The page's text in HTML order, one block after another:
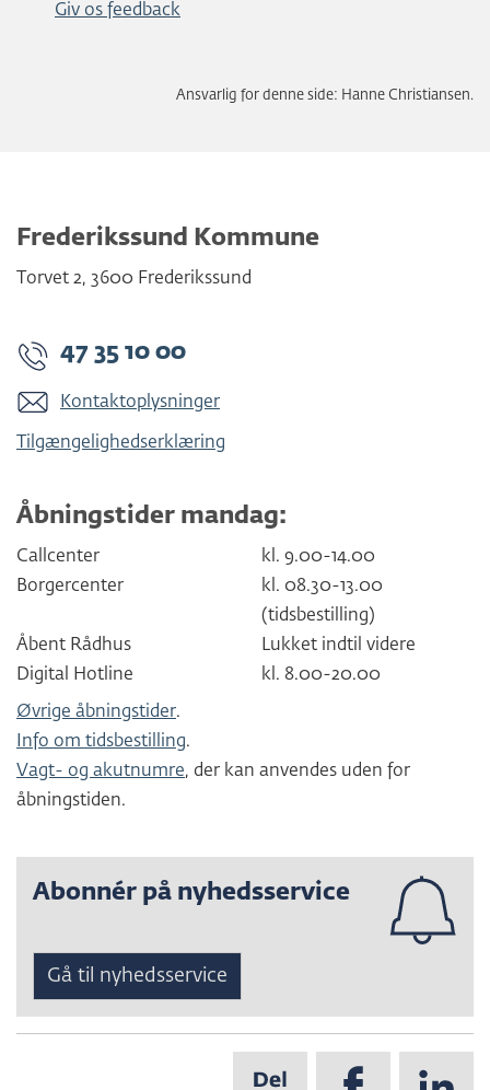
Giv os feedback
Ansvarlig for denne side: Hanne Christiansen.
Frederikssund Kommune
Torvet 2, 3600 Frederikssund
47 35 10 00
Kontaktoplysninger
Tilgængelighedserklæring
Åbningstider mandag:
Callcenter
kl. 9.00-14.00
Borgercenter
kl. 08.30-13.00
(tidsbestilling)
Åbent Rådhus
Lukket indtil videre
Digital Hotline
kl. 8.00-20.00
Øvrige åbningstider.
Info om tidsbestilling.
Vagt- og akutnumre, der kan anvendes uden for
åbningstiden.
Abonnér på nyhedsservice
Gå til nyhedsservice